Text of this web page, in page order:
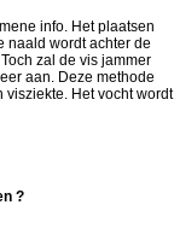
info. Het plaatsen
naald wordt achter de
zal de vis jammer
aan. Deze methode
visziekte. Het vocht wordt
?